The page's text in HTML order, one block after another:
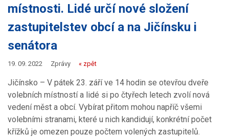
místnosti. Lidé určí nové složení
zastupitelstev obcí a na Jičínsku i
senátora
19. 09. 2022 Zprávy « zpět
Jičínsko – V pátek 23. září ve 14 hodin se otevřou dveře
volebních místností a lidé si po čtyřech letech zvolí nová
vedení měst a obcí. Vybírat přitom mohou napříč všemi
volebními stranami, které u nich kandidují, konkrétní počet
křížků je omezen pouze počtem volených zastupitelů.